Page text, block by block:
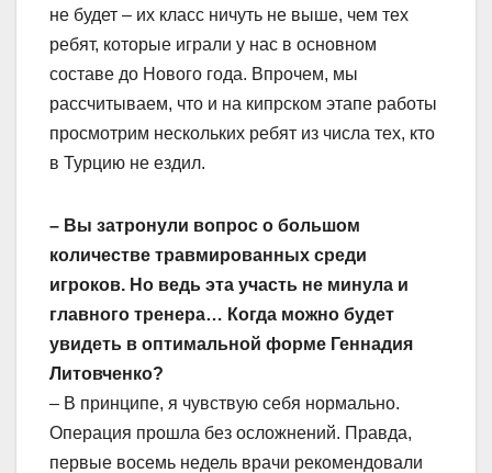
не будет – их класс ничуть не выше, чем тех
ребят, которые играли у нас в основном
составе до Нового года. Впрочем, мы
рассчитываем, что и на кипрском этапе работы
просмотрим нескольких ребят из числа тех, кто
в Турцию не ездил.
– Вы затронули вопрос о большом
количестве травмированных среди
игроков. Но ведь эта участь не минула и
главного тренера… Когда можно будет
увидеть в оптимальной форме Геннадия
Литовченко?
– В принципе, я чувствую себя нормально.
Операция прошла без осложнений. Правда,
первые восемь недель врачи рекомендовали